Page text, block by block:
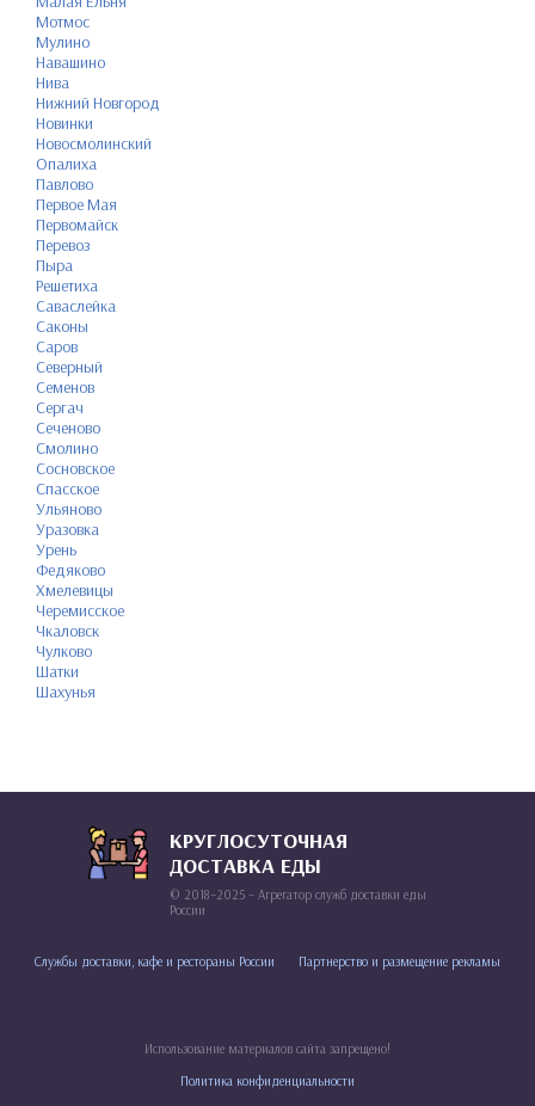
Мотмос
Мулино
Навашино
Нива
Нижний Новгород
Новинки
Новосмолинский
Опалиха
Павлово
Первое Мая
Первомайск
Перевоз
Пыра
Решетиха
Саваслейка
Саконы
Саров
Северный
Семенов
Сергач
Сеченово
Смолино
Сосновское
Спасское
Ульяново
Уразовка
Урень
Федяково
Хмелевицы
Черемисское
Чкаловск
Чулково
Шатки
Шахунья
КРУГЛОСУТОЧНАЯ
ДОСТАВКА ЕДЫ
© 2018–2025 – Агрегатор служб доставки еды
России
Службы доставки, кафе и рестораны России Партнерство и размещение рекламы
Использование материалов сайта запрещено!
Политика конфиденциальности